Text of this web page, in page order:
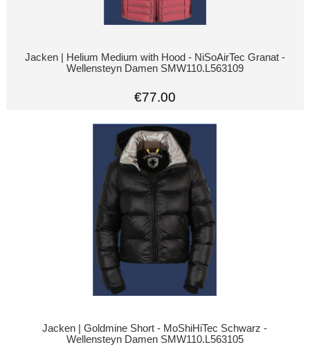
Jacken | Helium Medium with Hood - NiSoAirTec Granat -
Wellensteyn Damen SMW110.L563109
€77.00
Jacken | Goldmine Short - MoShiHiTec Schwarz -
Wellensteyn Damen SMW110.L563105